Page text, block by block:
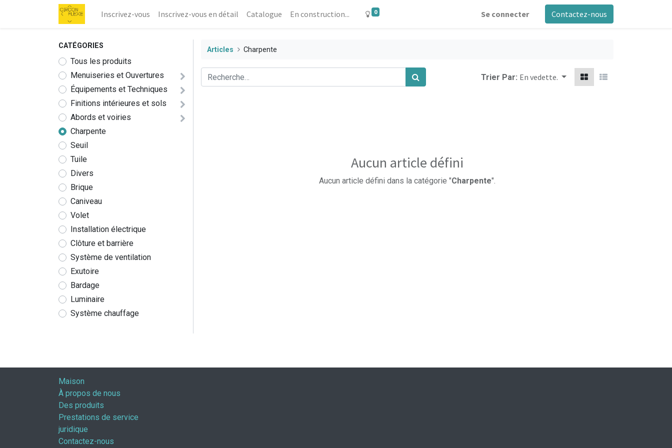
Inscrivez-vous Inscrivez-vous en détail Catalogue En construction... 0 Se connecter Contactez-nous
CATÉGORIES
Tous les produits
Menuiseries et Ouvertures
Équipements et Techniques
Finitions intérieures et sols
Abords et voiries
Charpente
Seuil
Tuile
Divers
Brique
Caniveau
Volet
Installation électrique
Clôture et barrière
Système de ventilation
Exutoire
Bardage
Luminaire
Système chauffage
Articles Charpente
Trier Par: En vedette.
Aucun article défini
Aucun article défini dans la catégorie "Charpente".
Maison
À propos de nous
Des produits
Prestations de service
juridique
Contactez-nous